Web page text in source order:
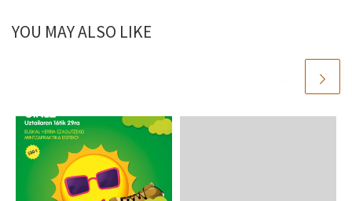
YOU MAY ALSO LIKE